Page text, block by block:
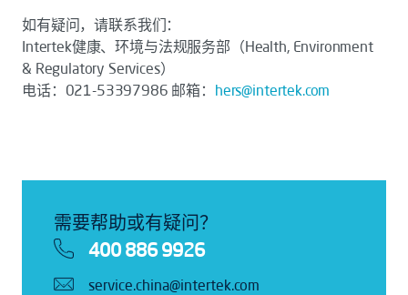
如有疑问，请联系我们：
Intertek健康、环境与法规服务部（Health, Environment
& Regulatory Services）
电话：021-53397986 邮箱： hers@intertek.com
需要帮助或有疑问？
400 886 9926
service.china@intertek.com